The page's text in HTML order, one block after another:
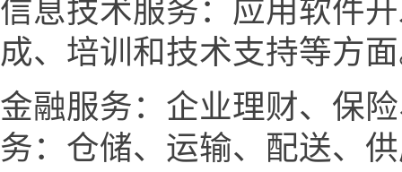
信息技术服务：应用软件
成、培训和技术支持等方
金融服务：企业理财、保
务：仓储、运输、配送、